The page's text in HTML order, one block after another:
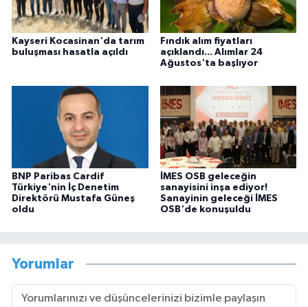
Kayseri Kocasinan'da tarım
buluşması hasatla açıldı
Fındık alım fiyatları
açıklandı... Alımlar 24
Ağustos'ta başlıyor
BNP Paribas Cardif
Türkiye'nin İç Denetim
Direktörü Mustafa Güneş
oldu
İMES OSB geleceğin
sanayisini inşa ediyor!
Sanayinin geleceği İMES
OSB'de konuşuldu
Yorumlar